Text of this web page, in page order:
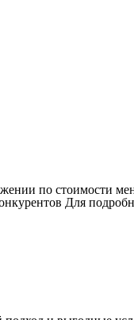
по стоимости
Для